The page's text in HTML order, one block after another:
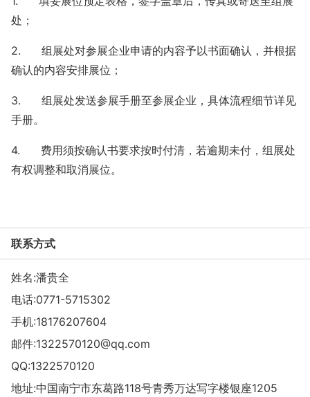
处；
2.
组展处对参展企业申请的内容予以书面确认，并根据
确认的内容安排展位；
3.
组展处发送参展手册至参展企业，具体流程细节详见
手册。
4.
费用须按确认书要求按时付清，若逾期未付，组展处
有权调整和取消展位。
联系方式
姓名:潘贵全
电话:0771-5715302
手机:18176207604
邮件:1322570120@qq.com
QQ:1322570120
地址:中国南宁市东葛路118号青秀万达写字楼银座1205